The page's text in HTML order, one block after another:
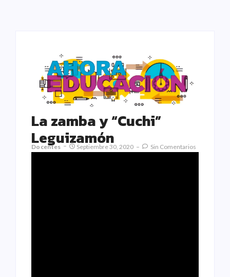
La zamba y “Cuchi”
Leguizamón
Docentes Septiembre 30, 2020 Sin Comentarios